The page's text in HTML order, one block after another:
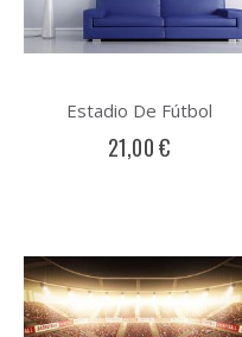
Estadio De Fútbol
21,00 €